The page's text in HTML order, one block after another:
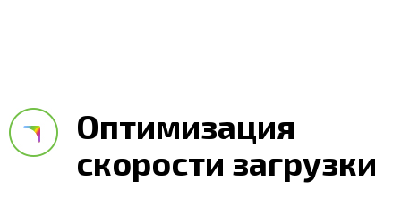
Оптимизация
скорости загрузки